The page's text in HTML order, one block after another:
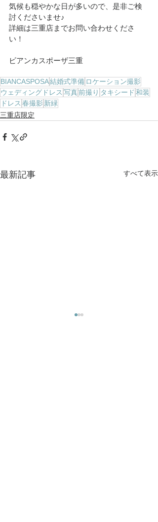
気候も穏やかな日が多いので、是非ご検
討くださいませ♪
詳細は三重店までお問い合わせくださ
い！
ビアンカスポーザ三重
BIANCASPOSA結婚式準備 ロケーション撮影
ウェディングドレス 写真前撮り タキシード 和装
ドレス 春撮影 新緑
三重店限定
最新記事 すべて表示